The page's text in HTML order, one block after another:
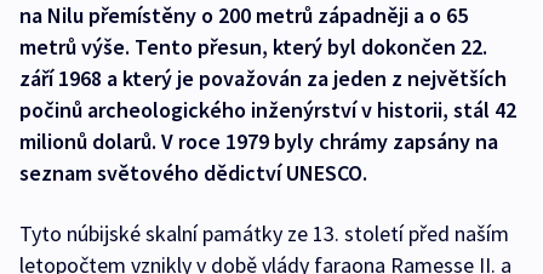
na Nilu přemístěny o 200 metrů západněji a o 65
metrů výše. Tento přesun, který byl dokončen 22.
září 1968 a který je považován za jeden z největších
počinů archeologického inženýrství v historii, stál 42
milionů dolarů. V roce 1979 byly chrámy zapsány na
seznam světového dědictví UNESCO.
Tyto núbijské skalní památky ze 13. století před naším
letopočtem vznikly v době vlády faraona Ramesse II. a